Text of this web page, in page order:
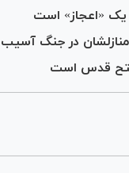
«اعجاز» است
قدس است